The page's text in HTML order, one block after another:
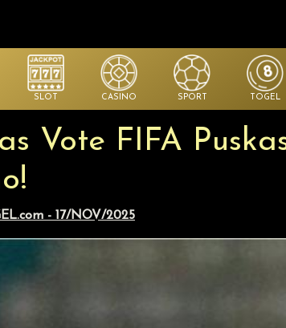
SLOT CASINO SPORT TOGEL
Vote FIFA
- 17/NOV/2025